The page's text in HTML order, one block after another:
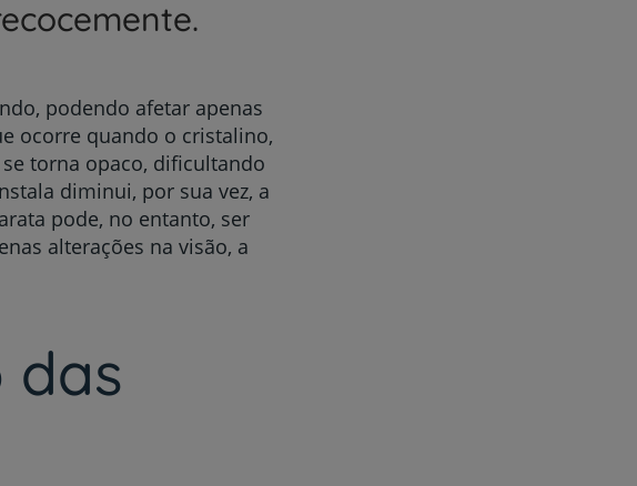
podendo afetar apenas
ocorre quando o cristalino,
torna opaco, dificultando
diminui, por sua vez, a
pode, no entanto, ser
alterações na visão, a
das